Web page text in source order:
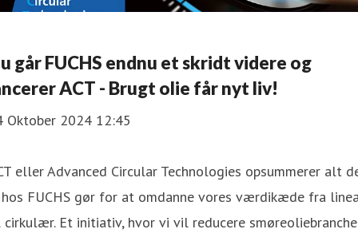
går FUCHS endnu et skridt videre og
ACT - Brugt olie får nyt liv!
Oktober 2024 12:45
eller Advanced Circular Technologies opsummerer alt
FUCHS gør for at omdanne vores værdikæde fra
Et initiativ, hvor vi vil reducere